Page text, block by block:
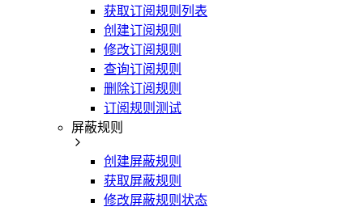
获取订阅规则列表
创建订阅规则
修改订阅规则
查询订阅规则
删除订阅规则
订阅规则测试
屏蔽规则
创建屏蔽规则
获取屏蔽规则
修改屏蔽规则状态